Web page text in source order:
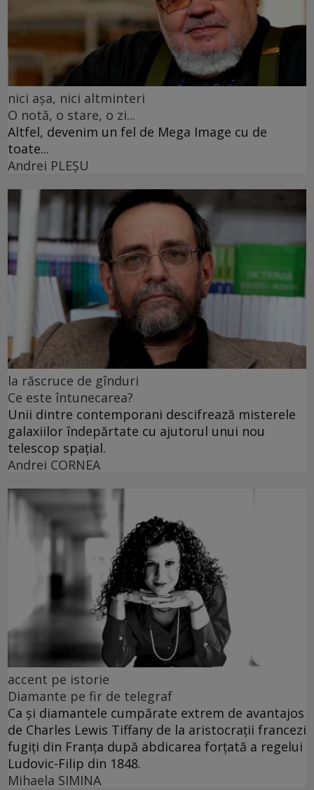
nici așa, nici altminteri
O notă, o stare, o zi...
Altfel, devenim un fel de Mega Image cu de
toate...
Andrei PLEŞU
la răscruce de gînduri
Ce este întunecarea?
Unii dintre contemporani descifrează misterele
galaxiilor îndepărtate cu ajutorul unui nou
telescop spațial.
Andrei CORNEA
accent pe istorie
Diamante pe fir de telegraf
Ca și diamantele cumpărate extrem de avantajos
de Charles Lewis Tiffany de la aristocrații francezi
fugiți din Franța după abdicarea forțată a regelui
Ludovic-Filip din 1848.
Mihaela SIMINA